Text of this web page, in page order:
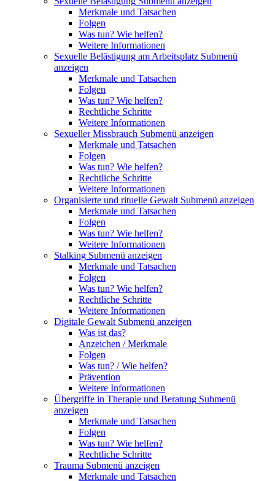
Merkmale und Tatsachen
Folgen
Was tun? Wie helfen?
Weitere Informationen
Sexuelle Belästigung am Arbeitsplatz Submenü
anzeigen
Merkmale und Tatsachen
Folgen
Was tun? Wie helfen?
Rechtliche Schritte
Weitere Informationen
Sexueller Missbrauch Submenü anzeigen
Merkmale und Tatsachen
Folgen
Was tun? Wie helfen?
Rechtliche Schritte
Weitere Informationen
Organisierte und rituelle Gewalt Submenü anzeigen
Merkmale und Tatsachen
Folgen
Was tun? Wie helfen?
Weitere Informationen
Stalking Submenü anzeigen
Merkmale und Tatsachen
Folgen
Was tun? Wie helfen?
Rechtliche Schritte
Weitere Informationen
Digitale Gewalt Submenü anzeigen
Was ist das?
Anzeichen / Merkmale
Folgen
Was tun? / Wie helfen?
Prävention
Weitere Informationen
Übergriffe in Therapie und Beratung Submenü
anzeigen
Merkmale und Tatsachen
Folgen
Was tun? Wie helfen?
Rechtliche Schritte
Trauma Submenü anzeigen
Merkmale und Tatsachen